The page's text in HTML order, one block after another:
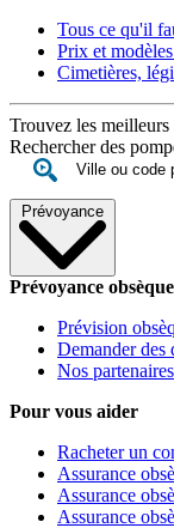
Tous ce qu'il
Prix et
Cimetières,
Trouvez les
Rechercher des
Prévoyance
Prévoyance
Prévision
Demander des
Nos partenaires
Pour vous aider
Racheter un
Assurance
Assurance
Assurance